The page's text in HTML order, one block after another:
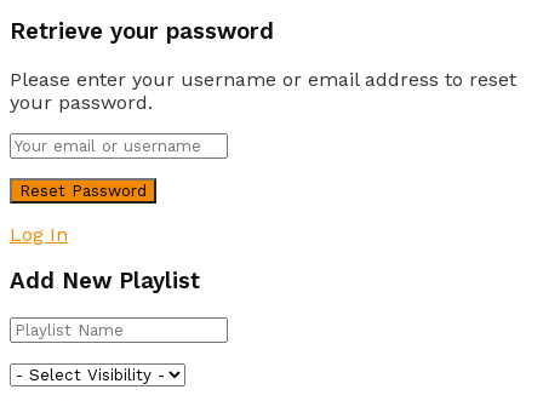
Retrieve your password
Please enter your username or email address to reset
your password.
Log In
Add New Playlist